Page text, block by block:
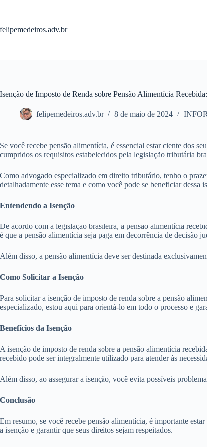
conteúdo
felipemedeiros.adv.br
Isenção de Imposto de Renda sobre Pensão Alimentícia
felipemedeiros.adv.br 8 de maio de 2024
Se você recebe pensão alimentícia, é essencial estar ciente dos
cumpridos os requisitos estabelecidos pela legislação tributária
Como advogado especializado em direito tributário, tenho o
detalhadamente esse tema e como você pode se beneficiar dessa
Entendendo a Isenção
De acordo com a legislação brasileira, a pensão alimentícia
é que a pensão alimentícia seja paga em decorrência de
Além disso, a pensão alimentícia deve ser destinada
Como Solicitar a Isenção
Para solicitar a isenção de imposto de renda sobre a pensão
especializado, estou aqui para orientá-lo em todo o processo e
Benefícios da Isenção
A isenção de imposto de renda sobre a pensão alimentícia
recebido pode ser integralmente utilizado para atender às
Além disso, ao assegurar a isenção, você evita possíveis
Conclusão
Em resumo, se você recebe pensão alimentícia, é importante
a isenção e garantir que seus direitos sejam respeitados.